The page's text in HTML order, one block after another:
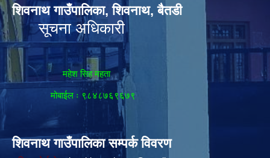
शिवनाथ गाउँपालिका, शिवनाथ, बैतडी
सूचना अधिकारी
महेश सिह महता
मोबाईल ः ९८४८७६९६७९
शिवनाथ गाउँपालिका सम्पर्क विवरण